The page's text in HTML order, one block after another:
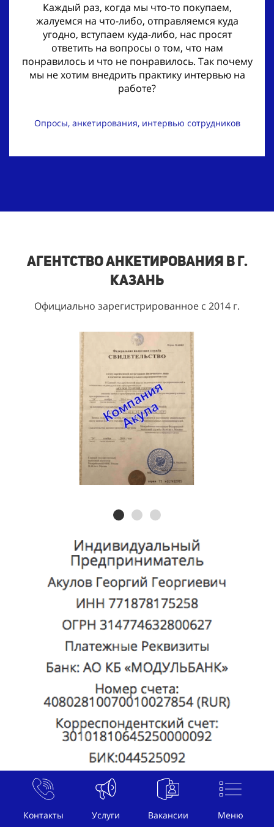
Контакты Услуги Вакансии Меню
Каждый раз, когда мы что-то покупаем,
жалуемся на что-либо, отправляемся куда
угодно, вступаем куда-либо, нас просят
ответить на вопросы о том, что нам
понравилось и что не понравилось. Так почему
мы не хотим внедрить практику интервью на
работе?
Опросы, анкетирования, интервью сотрудников
Агентство анкетирования в г.
Казань
Официально зарегистрированное с 2014 г.